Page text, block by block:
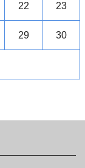
22 23
29 30